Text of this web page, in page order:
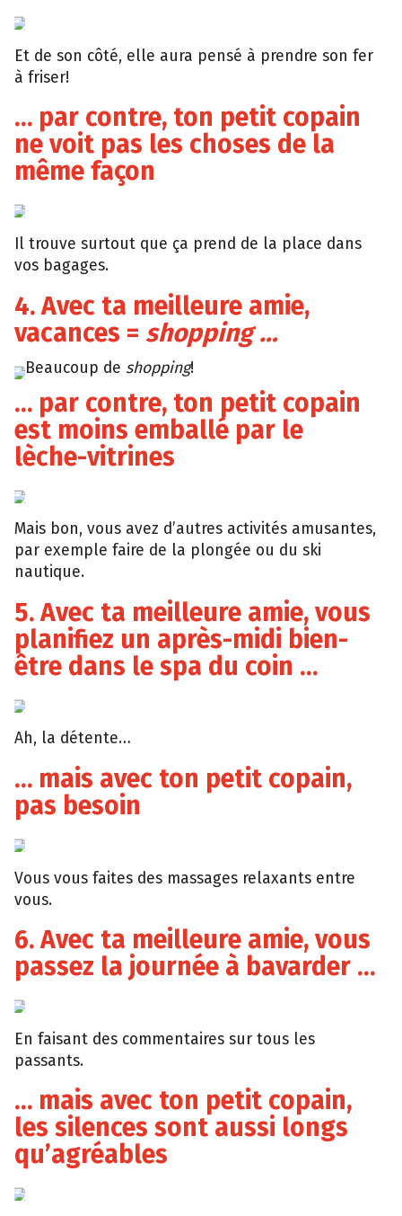
Playbuzz
Et de son côté, elle aura pensé à prendre son fer
à friser!
… par contre, ton petit copain
ne voit pas les choses de la
même façon
Giphy
Il trouve surtout que ça prend de la place dans
vos bagages.
4. Avec ta meilleure amie,
vacances = shopping …
Giphy
Beaucoup de shopping!
… par contre, ton petit copain
est moins emballé par le
lèche-vitrines
Giphy
Mais bon, vous avez d’autres activités amusantes,
par exemple faire de la plongée ou du ski
nautique.
5. Avec ta meilleure amie, vous
planifiez un après-midi bien-
être dans le spa du coin …
Youtube
Ah, la détente…
… mais avec ton petit copain,
pas besoin
Tumblr
Vous vous faites des massages relaxants entre
vous.
6. Avec ta meilleure amie, vous
passez la journée à bavarder …
Tumblr
En faisant des commentaires sur tous les
passants.
… mais avec ton petit copain,
les silences sont aussi longs
qu’agréables
Tumblr